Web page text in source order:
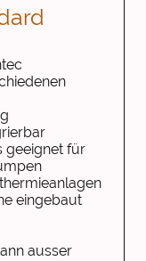
geeignet für
eingebaut
ausser